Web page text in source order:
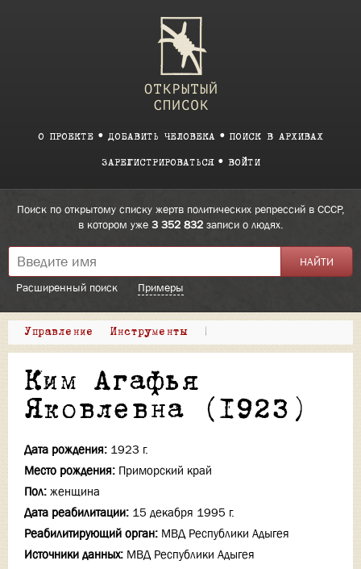
О ПРОЕКТЕ ДОБАВИТЬ ЧЕЛОВЕКА ПОИСК В АРХИВАХ
ЗАРЕГИСТРИРОВАТЬСЯ ВОЙТИ
Поиск по открытому списку жертв политических репрессий в СССР,
в котором уже 3 352 832записи о людях.
Расширенный поиск Примеры
Управление Инструменты |
Ким Агафья
Яковлевна (1923)
Дата рождения: 1923 г.
Место рождения: Приморский край
Пол: женщина
Дата реабилитации: 15 декабря 1995 г.
Реабилитирующий орган: МВД Республики Адыгея
Источники данных: МВД Республики Адыгея